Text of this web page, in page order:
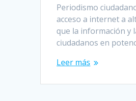
Periodismo
acceso a internet a
que la información y
ciudadanos en
Leer más